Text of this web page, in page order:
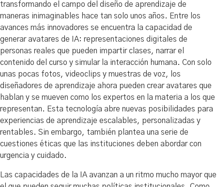
transformando el campo del diseño de aprendizaje de
maneras inimaginables hace tan solo unos años. Entre los
avances más innovadores se encuentra la capacidad de
generar avatares de IA: representaciones digitales de
personas reales que pueden impartir clases, narrar el
contenido del curso y simular la interacción humana. Con solo
unas pocas fotos, videoclips y muestras de voz, los
diseñadores de aprendizaje ahora pueden crear avatares que
hablan y se mueven como los expertos en la materia a los que
representan. Esta tecnología abre nuevas posibilidades para
experiencias de aprendizaje escalables, personalizadas y
rentables. Sin embargo, también plantea una serie de
cuestiones éticas que las instituciones deben abordar con
urgencia y cuidado.
Las capacidades de la IA avanzan a un ritmo mucho mayor que